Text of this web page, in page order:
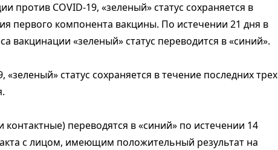
против COVID-19, «зеленый» статус сохраняется в
первого компонента вакцины. По истечении 21 дня в
вакцинации «зеленый» статус переводится в «синий».
статус сохраняется в течение последних трех
переводятся в «синий» по истечении 14
с лицом, имеющим положительный результат на